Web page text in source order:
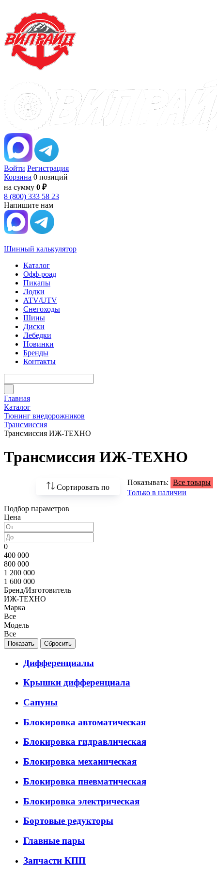
Войти Регистрация
Корзина 0 позиций
на сумму 0 ₽
8 (800) 333 58 23
Напишите нам
Шинный калькулятор
Каталог
Офф-роад
Пикапы
Лодки
ATV/UTV
Снегоходы
Шины
Диски
Лебедки
Новинки
Бренды
Контакты
Главная
Каталог
Тюнинг внедорожников
Трансмиссия
Трансмиссия ИЖ-ТЕХНО
Трансмиссия ИЖ-ТЕХНО
Сортировать по
По возрастанию
По популярности
Показывать: Все товары
Только в наличии
Подбор параметров
Цена
0
400 000
800 000
1 200 000
1 600 000
Бренд/Изготовитель
ИЖ-ТЕХНО
Марка
Все
Модель
Все
Дифференциалы
Крышки дифференциала
Сапуны
Блокировка автоматическая
Блокировка гидравлическая
Блокировка механическая
Блокировка пневматическая
Блокировка электрическая
Бортовые редукторы
Главные пары
Запчасти КПП